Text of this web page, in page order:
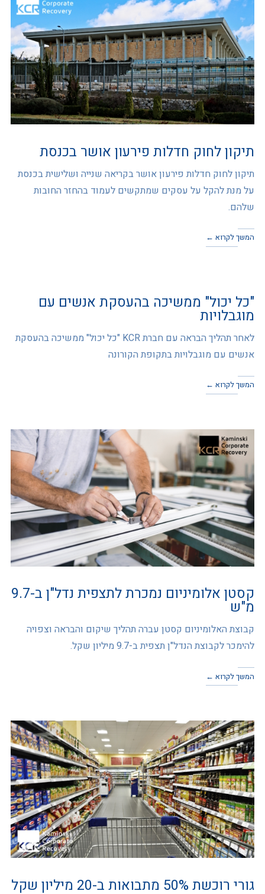
תיקון לחוק חדלות פירעון אושר בכנסת
תיקון לחוק חדלות פירעון אושר בקריאה שנייה ושלישית בכנסת
על מנת להקל על עסקים שמתקשים לעמוד בהחזר החובות
שלהם.
המשך לקרוא ←
"כל יכול" ממשיכה בהעסקת אנשים עם
מוגבלויות
לאחר תהליך הבראה עם חברת KCR "כל יכול" ממשיכה בהעסקת
אנשים עם מוגבלויות בתקופת הקורונה
המשך לקרוא ←
קסטן אלומיניום נמכרת לתצפית נדל"ן ב-9.7
מ"ש
קבוצת האלומיניום קסטן עברה תהליך שיקום והבראה וצפויה
להימכר לקבוצת הנדל"ן תצפית ב-9.7 מיליון שקל.
המשך לקרוא ←
גורי רוכשת 50% מתבואות ב-20 מיליון שקל